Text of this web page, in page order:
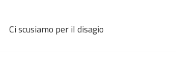
Ci scusiamo per il disagio